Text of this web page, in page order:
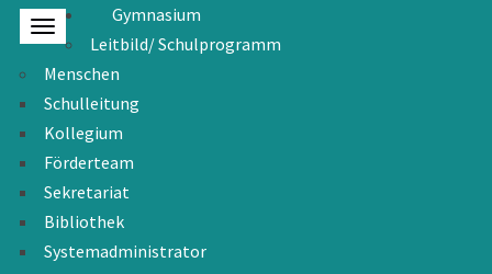
Gymnasium
Leitbild/ Schulprogramm
Menschen
Schulleitung
Kollegium
Förderteam
Sekretariat
Bibliothek
Systemadministrator